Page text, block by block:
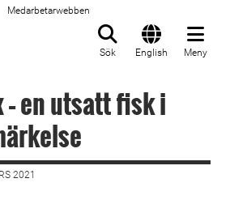
Medarbetarwebben
Sök English Meny
en utsatt fisk i
2021